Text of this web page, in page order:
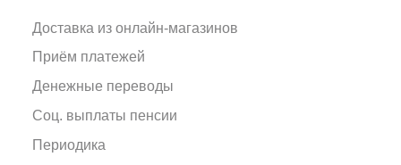
Доставка из онлайн-магазинов
Приём платежей
Денежные переводы
Соц. выплаты пенсии
Периодика